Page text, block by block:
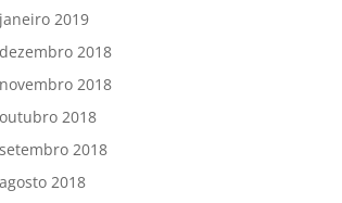
janeiro 2019
dezembro 2018
novembro 2018
outubro 2018
setembro 2018
agosto 2018